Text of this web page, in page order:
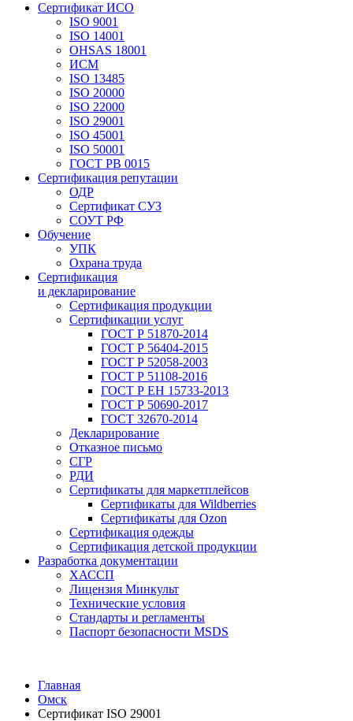
Сертификат ИСО
ISO 9001
ISO 14001
OHSAS 18001
ИСМ
ISO 13485
ISO 20000
ISO 22000
ISO 29001
ISO 45001
ISO 50001
ГОСТ РВ 0015
Сертификация репутации
ОДР
Сертификат СУЗ
СОУТ РФ
Обучение
УПК
Охрана труда
Сертификация
и декларирование
Сертификация продукции
Сертификации услуг
ГОСТ Р 51870-2014
ГОСТ Р 56404-2015
ГОСТ Р 52058-2003
ГОСТ Р 51108-2016
ГОСТ Р ЕН 15733-2013
ГОСТ Р 50690-2017
ГОСТ 32670-2014
Декларирование
Отказное письмо
СГР
РДИ
Сертификаты для маркетплейсов
Сертификаты для Wildberries
Сертификаты для Ozon
Сертификация одежды
Сертификация детской продукции
Разработка документации
ХАССП
Лицензия Минкульт
Технические условия
Стандарты и регламенты
Паспорт безопасности MSDS
Главная
Омск
Сертификат ISO 29001